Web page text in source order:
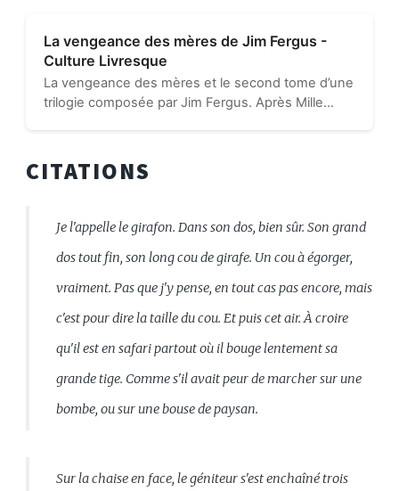
La vengeance des mères de Jim Fergus -
Culture Livresque
La vengeance des mères et le second tome d’une
trilogie composée par Jim Fergus. Après Mille
sont devenues,
CITATIONS
Je l'appelle le girafon. Dans son dos, bien sûr. Son grand
dos tout fin, son long cou de girafe. Un cou à égorger,
vraiment. Pas que j'y pense, en tout cas pas encore, mais
c'est pour dire la taille du cou. Et puis cet air. À croire
qu'il est en safari partout où il bouge lentement sa
grande tige. Comme s'il avait peur de marcher sur une
bombe, ou sur une bouse de paysan.
Sur la chaise en face, le géniteur s'est enchaîné trois